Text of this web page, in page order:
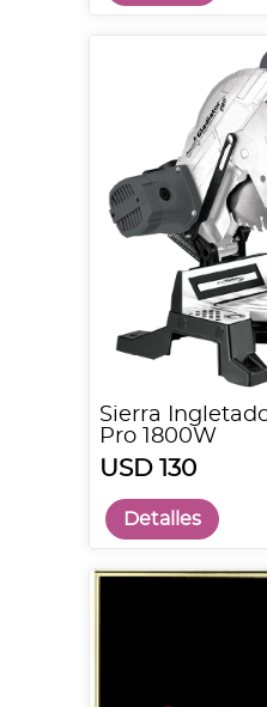
Sierra
Pro 1800W
USD 130
Detalles